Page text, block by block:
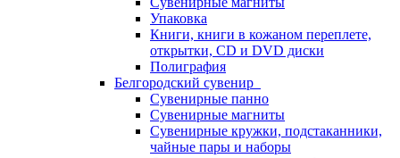
Упаковка
Книги, книги в кожаном переплете,
открытки, CD и DVD диски
Полиграфия
Белгородский сувенир
Сувенирные панно
Сувенирные магниты
Сувенирные кружки, подстаканники,
чайные пары и наборы